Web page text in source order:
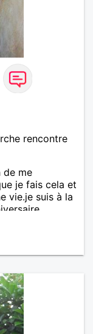
rencontre
de me
je fais cela et
vie.je suis à la
les
un être humain